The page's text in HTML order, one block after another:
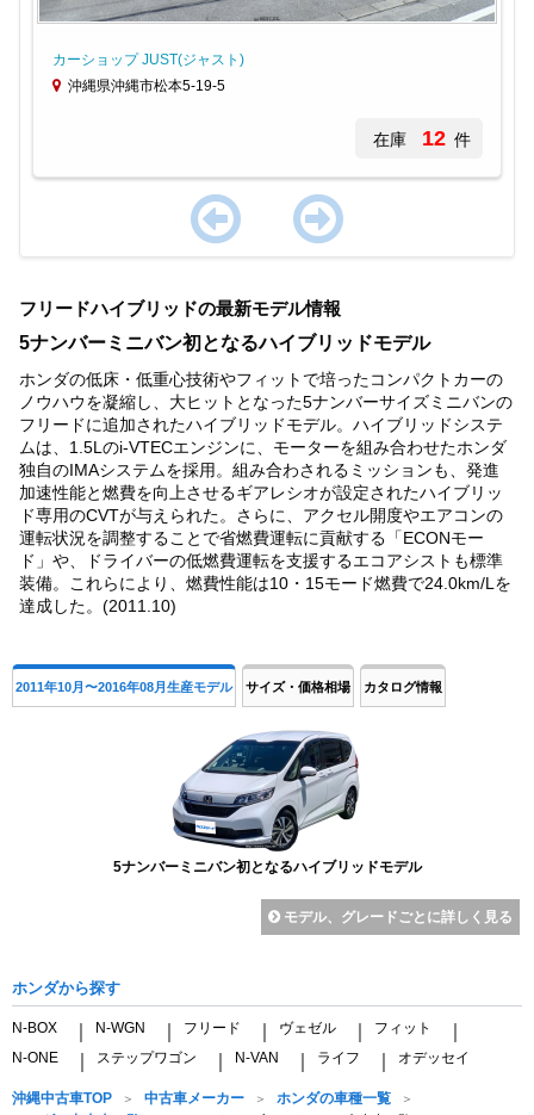
カーショップ JUST(ジャスト)
沖縄県沖縄市松本5-19-5
在庫 12 件
of
フリードハイブリッドの最新モデル情報
5ナンバーミニバン初となるハイブリッドモデル
ホンダの低床・低重心技術やフィットで培ったコンパクトカーの
ノウハウを凝縮し、大ヒットとなった5ナンバーサイズミニバンの
フリードに追加されたハイブリッドモデル。ハイブリッドシステ
ムは、1.5Lのi-VTECエンジンに、モーターを組み合わせたホンダ
独自のIMAシステムを採用。組み合わされるミッションも、発進
加速性能と燃費を向上させるギアレシオが設定されたハイブリッ
ド専用のCVTが与えられた。さらに、アクセル開度やエアコンの
運転状況を調整することで省燃費運転に貢献する「ECONモー
ド」や、ドライバーの低燃費運転を支援するエコアシストも標準
装備。これらにより、燃費性能は10・15モード燃費で24.0km/Lを
達成した。(2011.10)
2011年10月〜2016年08月生産モデル サイズ・価格相場 カタログ情報
5ナンバーミニバン初となるハイブリッドモデル
モデル、グレードごとに詳しく見る
ホンダから探す
N-BOX N-WGN フリード ヴェゼル フィット
N-ONE ステップワゴン N-VAN ライフ オデッセイ
沖縄中古車TOP 中古車メーカー
ホンダの車種一覧